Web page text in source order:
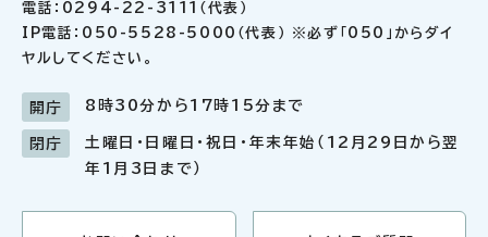
電話：0294-22-3111（代表）
IP電話：050-5528-5000（代表） ※必ず「050」からダイ
ヤルしてください。
開庁 8時30分から17時15分まで
閉庁
土曜日・日曜日・祝日・年末年始（12月29日から翌
年1月3日まで）